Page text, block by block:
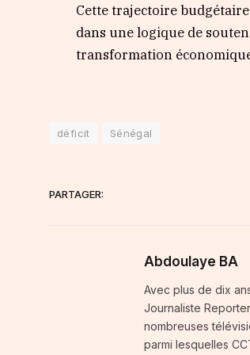
Cette trajectoire
dans une logique de
transformation
déficit Sénégal
PARTAGER:
Abdoulaye BA
Avec plus de dix
Journaliste
nombreuses
parmi lesquelles